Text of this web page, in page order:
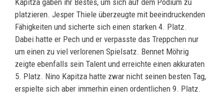
platzieren. Jesper Thiele überzeugte mit beeindruckenden
Fähigkeiten und sicherte sich einen starken 4. Platz.
Dabei hatte er Pech und er verpasste das Treppchen nur
um einen zu viel verlorenen Spielsatz. Bennet Möhrig
zeigte ebenfalls sein Talent und erreichte einen akkuraten
5. Platz. Nino Kapitza hatte zwar nicht seinen besten Tag,
erspielte sich aber immerhin einen ordentlichen 9. Platz.